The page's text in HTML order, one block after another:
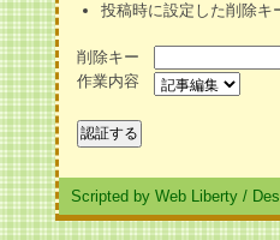
投稿時に設定した削除キ
削除キー
作業内容
Scripted by Web Liberty /